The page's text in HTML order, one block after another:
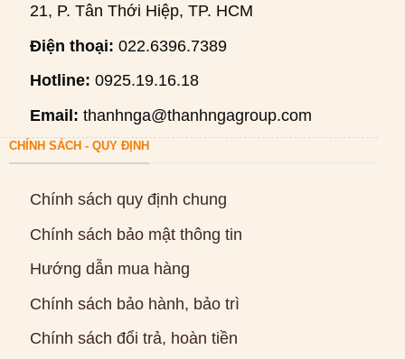
21, P. Tân Thới Hiệp, TP. HCM
Điện thoại: 022.6396.7389
Hotline: 0925.19.16.18
Email: thanhnga@thanhngagroup.com
CHÍNH SÁCH - QUY ĐỊNH
Chính sách quy định chung
Chính sách bảo mật thông tin
Hướng dẫn mua hàng
Chính sách bảo hành, bảo trì
Chính sách đổi trả, hoàn tiền